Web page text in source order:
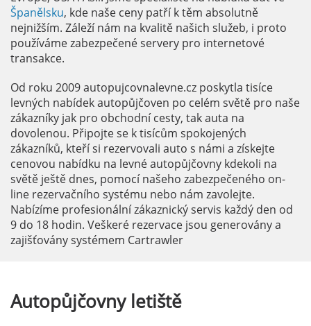
Španělsku, kde naše ceny patří k těm absolutně
nejnižším. Záleží nám na kvalitě našich služeb, i proto
používáme zabezpečené servery pro internetové
transakce.
Od roku 2009 autopujcovnalevne.cz poskytla tisíce
levných nabídek autopůjčoven po celém světě pro naše
zákazníky jak pro obchodní cesty, tak auta na
dovolenou. Připojte se k tisícům spokojených
zákazníků, kteří si rezervovali auto s námi a získejte
cenovou nabídku na levné autopůjčovny kdekoli na
světě ještě dnes, pomocí našeho zabezpečeného on-
line rezervačního systému nebo nám zavolejte.
Nabízíme profesionální zákaznický servis každý den od
9 do 18 hodin. Veškeré rezervace jsou generovány a
zajišťovány systémem Cartrawler
Autopůjčovnyletiště